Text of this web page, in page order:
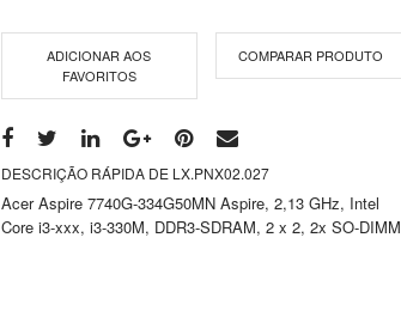
ADICIONAR AOS
FAVORITOS
COMPARAR PRODUTO
DESCRIÇÃO RÁPIDA DE LX.PNX02.027
Acer Aspire 7740G-334G50MN Aspire, 2,13 GHz, Intel
Core i3-xxx, i3-330M, DDR3-SDRAM, 2 x 2, 2x SO-DIMM